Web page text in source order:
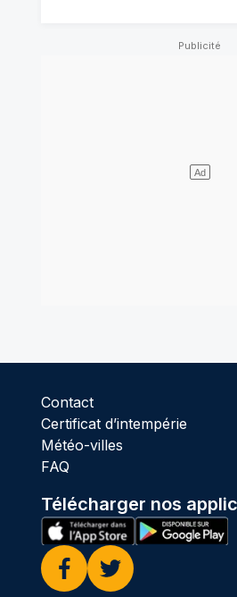
Contact
Certificat d’intempérie
Météo-villes
FAQ
Télécharger nos
Facebook
Twitter